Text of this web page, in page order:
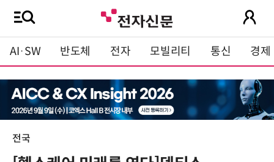
AI·SW 반도체 전자 모빌리티 통신 경제
전국